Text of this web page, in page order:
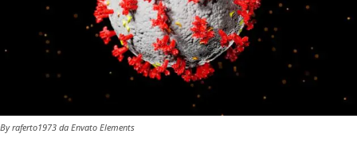
By raferto1973 da Envato Elements